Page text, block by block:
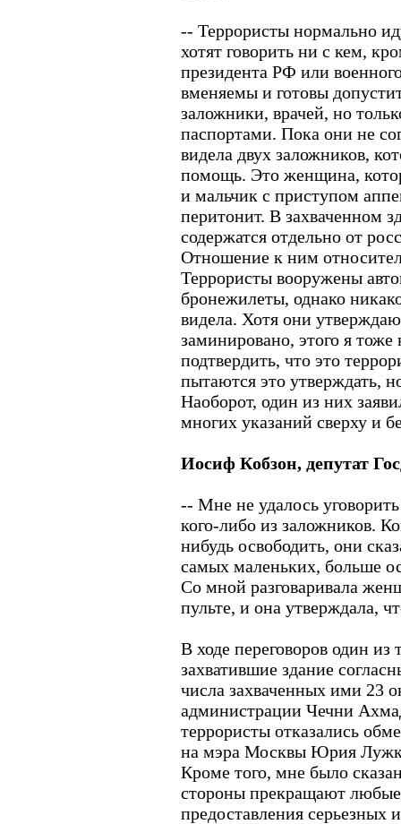
-- Террористы нормально
хотят говорить ни с кем,
президента РФ или
вменяемы и готовы
заложники, врачей, но
паспортами. Пока они не
видела двух заложников,
помощь. Это женщина,
и мальчик с приступом
перитонит. В захваченном
содержатся отдельно от
Отношение к ним
Террористы вооружены
бронежилеты, однако
видела. Хотя они
заминировано, этого я
подтвердить, что это
пытаются это утверждать,
Наоборот, один из них
многих указаний сверху и
Иосиф Кобзон, депутат
-- Мне не удалось
кого-либо из заложников.
нибудь освободить, они
самых маленьких, больше
Со мной разговаривала
пульте, и она утверждала,
В ходе переговоров один из
захватившие здание
числа захваченных ими 23
администрации Чечни
террористы отказались
на мэра Москвы Юрия
Кроме того, мне было
стороны прекращают любые
предоставления серьезных